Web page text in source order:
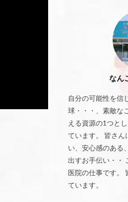
なん
自分の可能性を信
球・・・、素敵な
える資源の1つと
ています。 皆さ
い、安心感のある
出すお手伝い・・
医院の仕事です。
ています。